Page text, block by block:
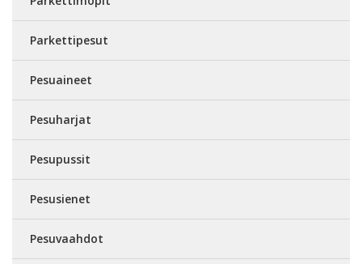
Parkettipesut
Pesuaineet
Pesuharjat
Pesupussit
Pesusienet
Pesuvaahdot